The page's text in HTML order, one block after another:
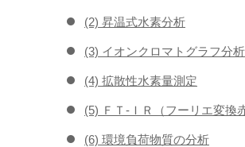
(2) 昇温式水素分析
(3) イオンクロマトグラフ分析
(4) 拡散性水素量測定
(5) ＦＴ-ＩＲ（フーリエ変換
(6) 環境負荷物質の分析